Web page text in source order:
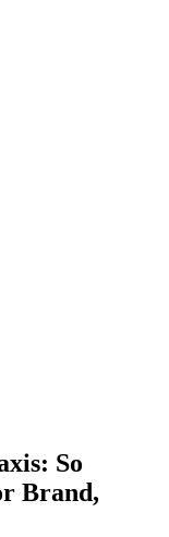
So
Brand,